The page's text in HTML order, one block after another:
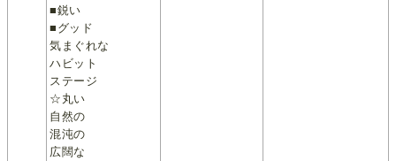
■鋭い
■グッド
気まぐれな
ハビット
ステージ
☆丸い
自然の
混沌の
広闊な